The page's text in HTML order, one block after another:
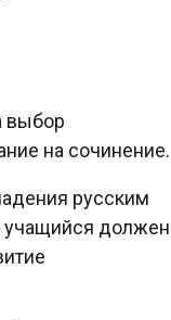
выбор
на сочинение.
русским
учащийся должен